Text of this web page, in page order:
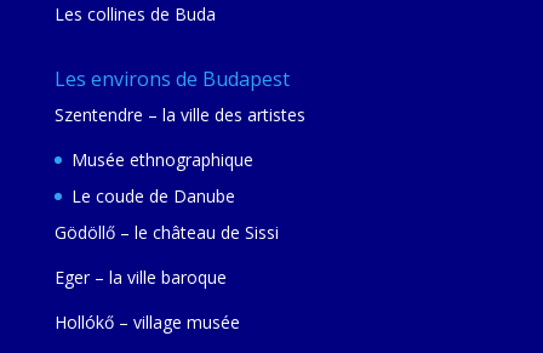
Les collines de Buda
Les environs de Budapest
Szentendre – la ville des artistes
Musée ethnographique
Le coude de Danube
Gödöllő – le château de Sissi
Eger – la ville baroque
Hollókő – village musée